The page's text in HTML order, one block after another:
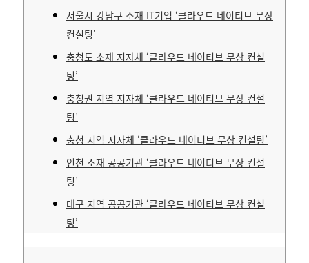
서울시 강남구 소재 IT기업 ‘클라우드 네이티브 무상
컨설팅’
충청도 소재 지자체 ‘클라우드 네이티브 무상 컨설
팅’
충청권 지역 지자체 ‘클라우드 네이티브 무상 컨설
팅’
충청 지역 지자체 ‘클라우드 네이티브 무상 컨설팅’
인천 소재 공공기관 ‘클라우드 네이티브 무상 컨설
팅’
대구 지역 공공기관 ‘클라우드 네이티브 무상 컨설
팅’